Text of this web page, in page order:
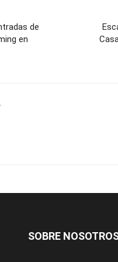
de
en
SOBRE